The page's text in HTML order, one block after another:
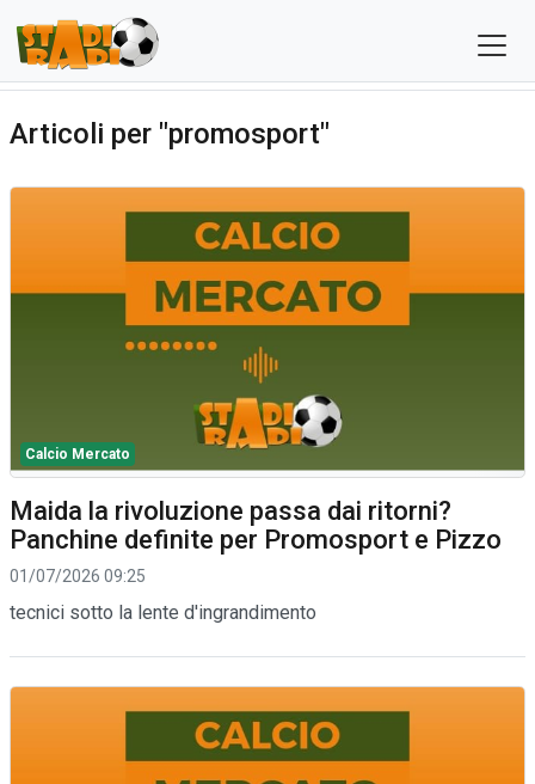
Articoli per "promosport"
Calcio Mercato
Maida la rivoluzione passa dai ritorni?
Panchine definite per Promosport e Pizzo
01/07/2026 09:25
tecnici sotto la lente d'ingrandimento